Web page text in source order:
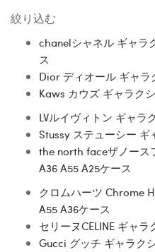
絞り込む
chanelシャネル ギャラ
ス
Dior ディオール ギャラ
Kaws カウズ ギャラク
LVルイヴィトン ギャラ
Stussy ステューシー ギ
the north faceザノース
A36 A55 A25ケース
クロムハーツ Chrome
A55 A36ケース
セリーヌCELINE ギャ
Gucci グッチ ギャラク